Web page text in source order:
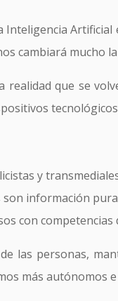
Inteligencia
cambiará mucho
que se
y
información
con
las personas,
más autónomos